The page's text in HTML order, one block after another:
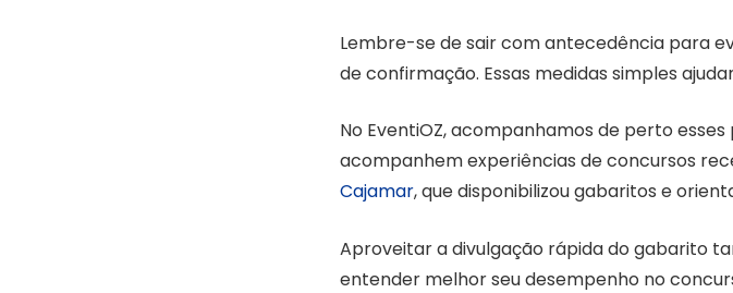
Lembre-se de sair com antecedência para
de confirmação. Essas medidas simples
No EventiOZ, acompanhamos de perto
acompanhem experiências de concursos
Cajamar, que disponibilizou gabaritos e
Aproveitar a divulgação rápida do gabarito
entender melhor seu desempenho no